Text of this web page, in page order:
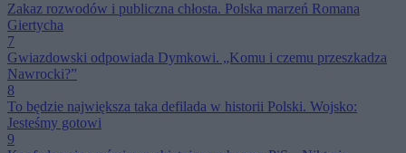
Zakaz rozwodów i publiczna chłosta. Polska marzeń Romana
Giertycha
7
Gwiazdowski odpowiada Dymkowi. „Komu i czemu przeszkadza
Nawrocki?”
8
To będzie największa taka defilada w historii Polski. Wojsko:
Jesteśmy gotowi
9